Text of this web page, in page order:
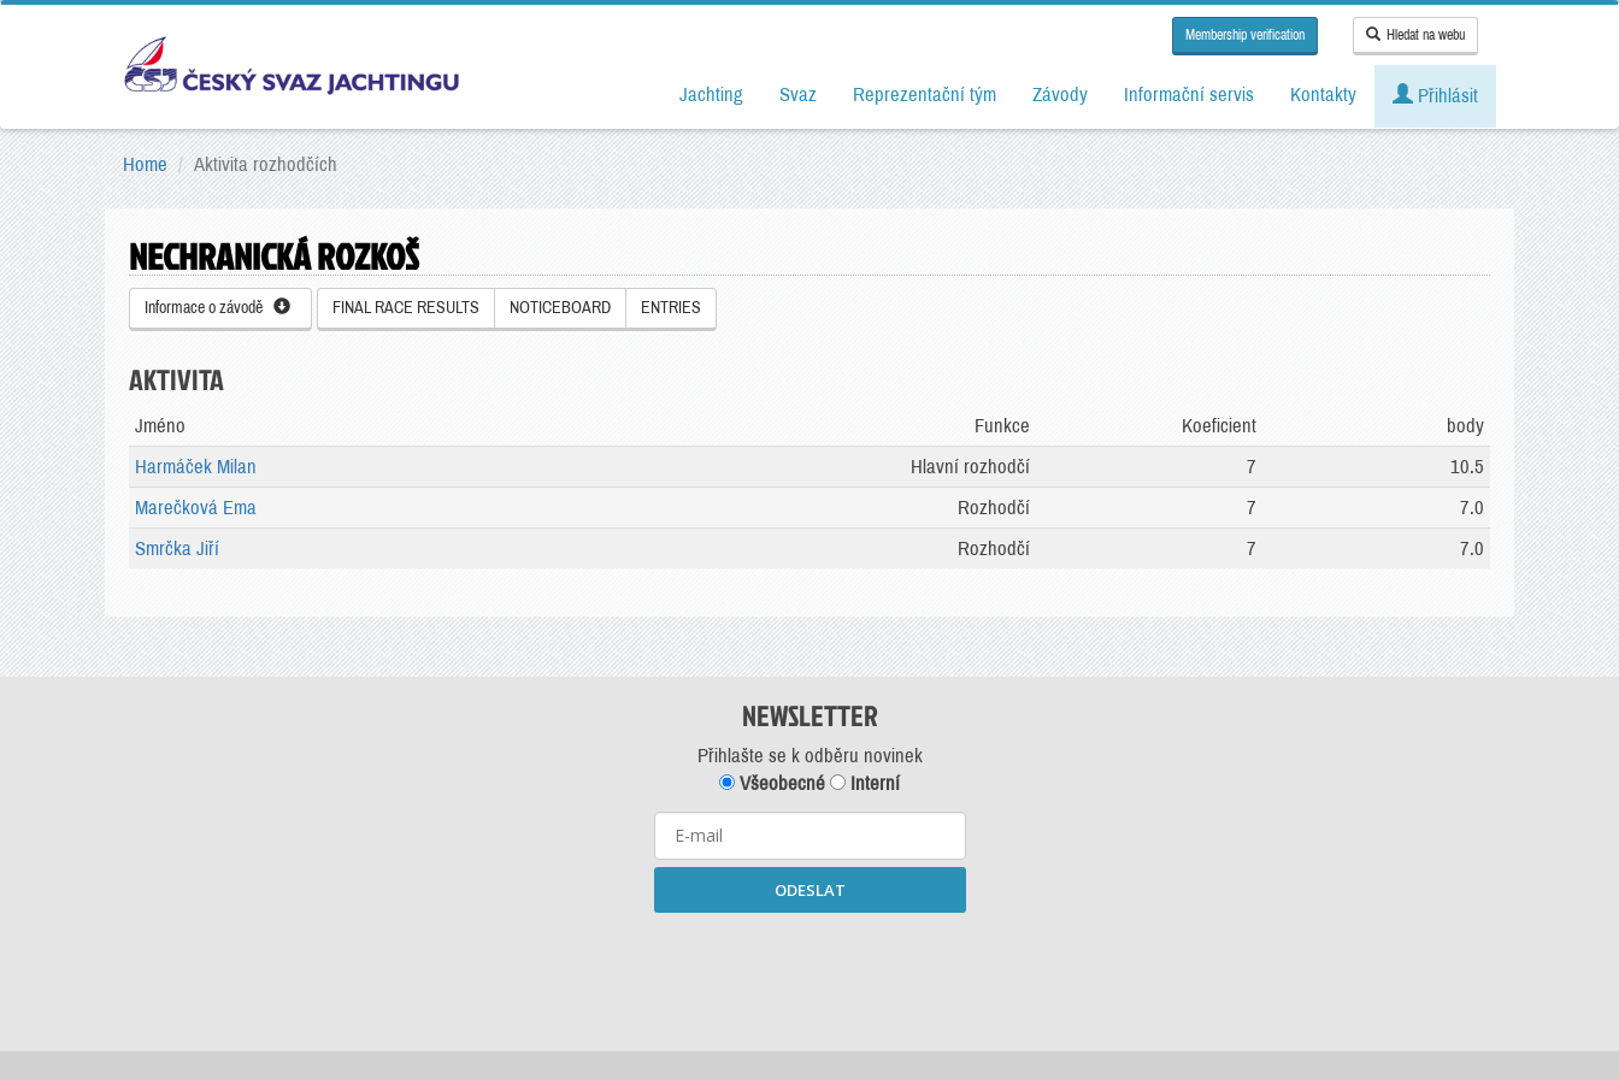
Membership verification Hledat na webu
Jachting Svaz Reprezentační tým Závody Informační servis Kontakty Přihlásit
Home Aktivita rozhodčích
NECHRANICKÁ ROZKOŠ
Informace o závodě FINAL RACE RESULTS NOTICEBOARD ENTRIES
AKTIVITA
Jméno Funkce Koeficient
body
Harmáček Milan
Hlavní rozhodčí 7
10.5
Marečková Ema
Rozhodčí 7
7.0
Smrčka Jiří
Rozhodčí 7 7.0
NEWSLETTER
Přihlašte se k odběru novinek
Všeobecné
Interní
ODESLAT